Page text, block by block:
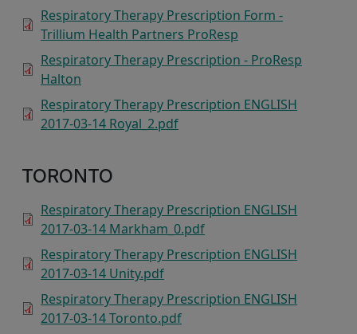
Respiratory Therapy Prescription Form -
Trillium Health Partners ProResp
Respiratory Therapy Prescription - ProResp
Halton
Respiratory Therapy Prescription ENGLISH
2017-03-14 Royal_2.pdf
TORONTO
Respiratory Therapy Prescription ENGLISH
2017-03-14 Markham_0.pdf
Respiratory Therapy Prescription ENGLISH
2017-03-14 Unity.pdf
Respiratory Therapy Prescription ENGLISH
2017-03-14 Toronto.pdf